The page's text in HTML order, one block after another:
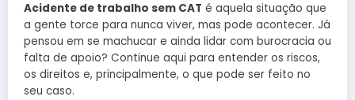
Acidente de trabalho sem CAT é aquela situação que
a gente torce para nunca viver, mas pode acontecer. Já
pensou em se machucar e ainda lidar com burocracia ou
falta de apoio? Continue aqui para entender os riscos,
os direitos e, principalmente, o que pode ser feito no
seu caso.